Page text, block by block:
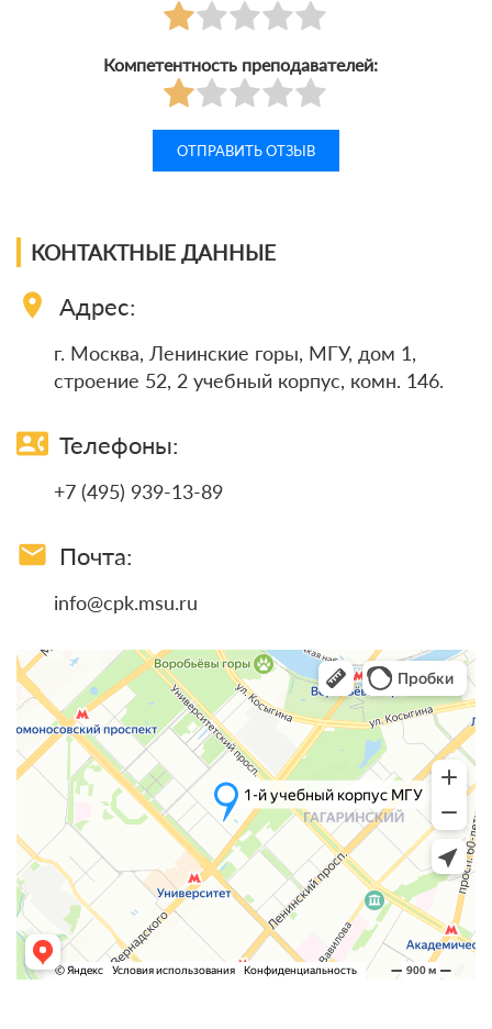
Компетентность преподавателей:
КОНТАКТНЫЕ ДАННЫЕ
location_on Адрес:
г. Москва, Ленинские горы, МГУ, дом 1,
строение 52, 2 учебный корпус, комн. 146.
contact_phone Телефоны:
+7 (495) 939-13-89
email Почта:
info@cpk.msu.ru